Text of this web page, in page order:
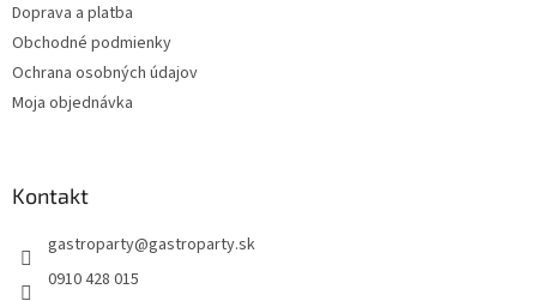
Doprava a platba
Obchodné podmienky
Ochrana osobných údajov
Moja objednávka
Kontakt
gastroparty@gastroparty.sk
0910 428 015